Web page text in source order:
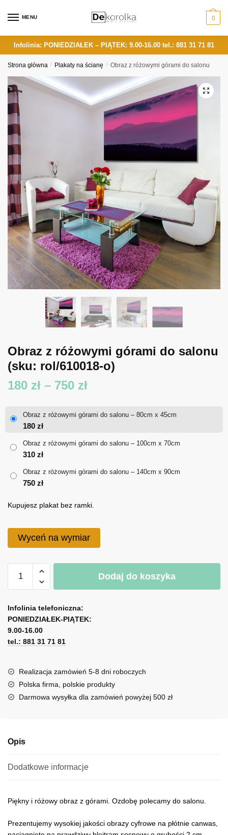
MENU 0
Infolinia: PONIEDZIAŁEK – PIĄTEK: 9.00-16.00 tel.: 881 31 71 81
Strona główna / Plakaty na ścianę / Obraz z różowymi górami do salonu
Obraz z różowymi górami do salonu
(sku: rol/610018-o)
180 zł – 750 złZakres
180 zł
Obraz z różowymi górami do salonu – 80cm x 45cm
180 zł
Obraz z różowymi górami do salonu – 100cm x 70cm
310 zł
Obraz z różowymi górami do salonu – 140cm x 90cm
750 zł
Kupujesz plakat bez ramki.
Wyceń na wymiar
Obraz
różowymi
górami
do
salonu
Dodaj do koszyka
l
t
e
r
a
t
i
Infolinia telefoniczna:
PONIEDZIAŁEK-PIĄTEK:
9.00-16.00
tel.: 881 31 71 81
Realizacja zamówień 5-8 dni roboczych
Polska firma, polskie produkty
Darmowa wysyłka dla zamówień powyżej 500 zł
Opis
Dodatkowe informacje
Piękny i różowy obraz z górami. Ozdobę polecamy do salonu.
Prezentujemy wysokiej jakości obrazy cyfrowe na płótnie canwas,